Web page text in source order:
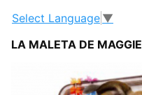
Select Language ▼
LA MALETA DE MAGGIE